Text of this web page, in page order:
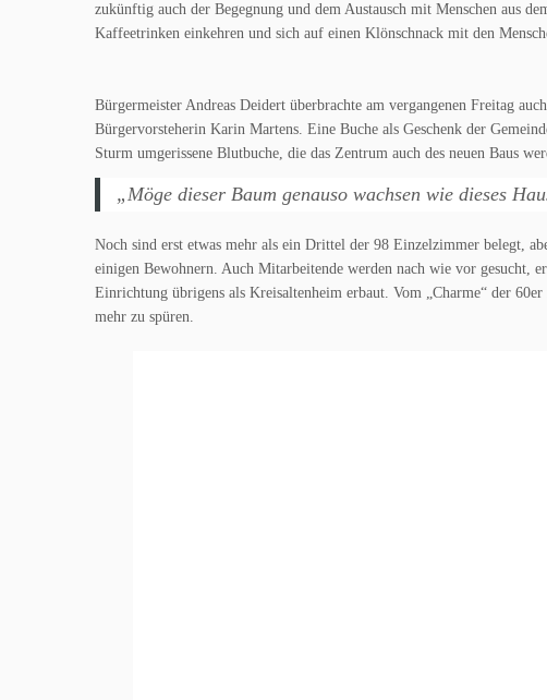
zukünftig auch der Begegnung und dem Austausch mit Menschen aus
Kaffeetrinken einkehren und sich auf einen Klönschnack mit den
Bürgermeister Andreas Deidert überbrachte am vergangenen Freitag
Bürgervorsteherin Karin Martens. Eine Buche als Geschenk der
Sturm umgerissene Blutbuche, die das Zentrum auch des neuen Baus
„Möge dieser Baum genauso wachsen wie dieses
Noch sind erst etwas mehr als ein Drittel der 98 Einzelzimmer belegt,
einigen Bewohnern. Auch Mitarbeitende werden nach wie vor gesucht,
Einrichtung übrigens als Kreisaltenheim erbaut. Vom „Charme“ der
mehr zu spüren.